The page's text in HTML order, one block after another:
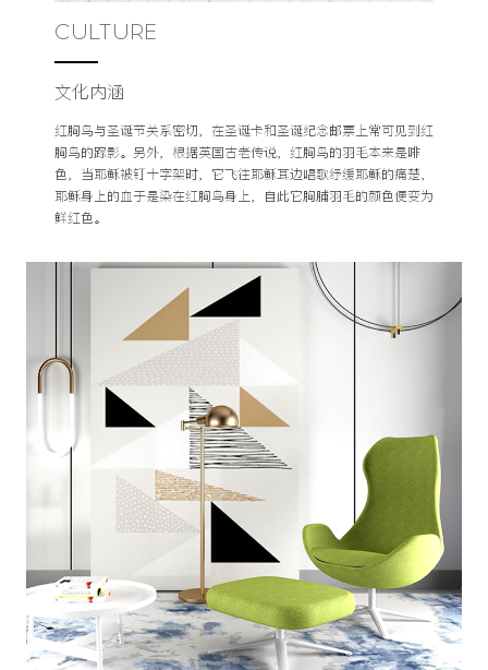
CULTURE
文化内涵
红胸鸟与圣诞节关系密切，在圣诞卡和圣诞纪念邮票上常可见到红
胸鸟的踪影。另外，根据英国古老传说，红胸鸟的羽毛本来是啡
色，当耶稣被钉十字架时，它飞往耶稣耳边唱歌纾缓耶稣的痛楚，
耶稣身上的血于是染在红胸鸟身上，自此它胸脯羽毛的颜色便变为
鲜红色。